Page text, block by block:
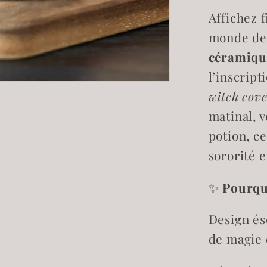
your
local
Coven
Affichez
monde
witch
matinal,
potion,
sororité
✨
Design
de magie